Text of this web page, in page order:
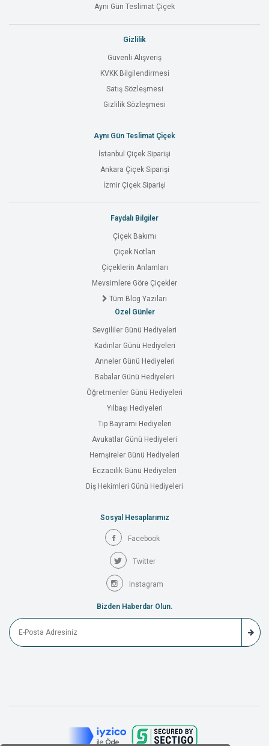
Aynı Gün Teslimat Çiçek
Gizlilik
Güvenli Alışveriş
KVKK Bilgilendirmesi
Satış Sözleşmesi
Gizlilik Sözleşmesi
Aynı Gün Teslimat Çiçek
İstanbul Çiçek Siparişi
Ankara Çiçek Siparişi
İzmir Çiçek Siparişi
Faydalı Bilgiler
Çiçek Bakımı
Çiçek Notları
Çiçeklerin Anlamları
Mevsimlere Göre Çiçekler
Tüm Blog Yazıları
Özel Günler
Sevgililer Günü Hediyeleri
Kadınlar Günü Hediyeleri
Anneler Günü Hediyeleri
Babalar Günü Hediyeleri
Öğretmenler Günü Hediyeleri
Yılbaşı Hediyeleri
Tıp Bayramı Hediyeleri
Avukatlar Günü Hediyeleri
Hemşireler Günü Hediyeleri
Eczacılık Günü Hediyeleri
Diş Hekimleri Günü Hediyeleri
Sosyal Hesaplarımız
Facebook
Twitter
Instagram
Bizden Haberdar Olun.